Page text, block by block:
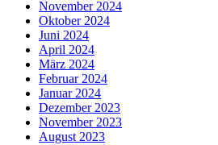
November 2024
Oktober 2024
Juni 2024
April 2024
März 2024
Februar 2024
Januar 2024
Dezember 2023
November 2023
August 2023